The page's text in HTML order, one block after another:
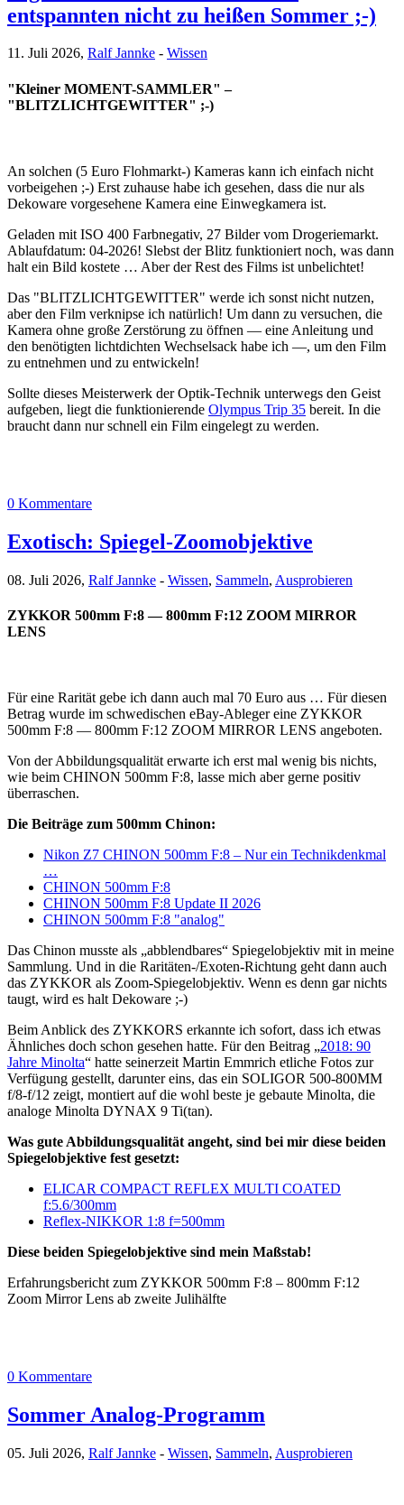
entspannten nicht zu heißen Sommer ;-)
11. Juli 2026, Ralf Jannke - Wissen
"Kleiner MOMENT-SAMMLER" –
"BLITZLICHTGEWITTER" ;-)
An solchen (5 Euro Flohmarkt-) Kameras kann ich einfach nicht
vorbeigehen ;-) Erst zuhause habe ich gesehen, dass die nur als
Dekoware vorgesehene Kamera eine Einwegkamera ist.
Geladen mit ISO 400 Farbnegativ, 27 Bilder vom Drogeriemarkt.
Ablaufdatum: 04-2026! Slebst der Blitz funktioniert noch, was dann
halt ein Bild kostete … Aber der Rest des Films ist unbelichtet!
Das "BLITZLICHTGEWITTER" werde ich sonst nicht nutzen,
aber den Film verknipse ich natürlich! Um dann zu versuchen, die
Kamera ohne große Zerstörung zu öffnen — eine Anleitung und
den benötigten lichtdichten Wechselsack habe ich —, um den Film
zu entnehmen und zu entwickeln!
Sollte dieses Meisterwerk der Optik-Technik unterwegs den Geist
aufgeben, liegt die funktionierende Olympus Trip 35 bereit. In die
braucht dann nur schnell ein Film eingelegt zu werden.
0 Kommentare
Exotisch: Spiegel-Zoomobjektive
08. Juli 2026, Ralf Jannke - Wissen, Sammeln, Ausprobieren
ZYKKOR 500mm F:8 — 800mm F:12 ZOOM MIRROR
LENS
Für eine Rarität gebe ich dann auch mal 70 Euro aus … Für diesen
Betrag wurde im schwedischen eBay-Ableger eine ZYKKOR
500mm F:8 — 800mm F:12 ZOOM MIRROR LENS angeboten.
Von der Abbildungsqualität erwarte ich erst mal wenig bis nichts,
wie beim CHINON 500mm F:8, lasse mich aber gerne positiv
überraschen.
Die Beiträge zum 500mm Chinon:
Nikon Z7 CHINON 500mm F:8 – Nur ein Technikdenkmal
…
CHINON 500mm F:8
CHINON 500mm F:8 Update II 2026
CHINON 500mm F:8 "analog"
Das Chinon musste als „abblendbares“ Spiegelobjektiv mit in meine
Sammlung. Und in die Raritäten-/Exoten-Richtung geht dann auch
das ZYKKOR als Zoom-Spiegelobjektiv. Wenn es denn gar nichts
taugt, wird es halt Dekoware ;-)
Beim Anblick des ZYKKORS erkannte ich sofort, dass ich etwas
Ähnliches doch schon gesehen hatte. Für den Beitrag „2018: 90
Jahre Minolta“ hatte seinerzeit Martin Emmrich etliche Fotos zur
Verfügung gestellt, darunter eins, das ein SOLIGOR 500-800MM
f/8-f/12 zeigt, montiert auf die wohl beste je gebaute Minolta, die
analoge Minolta DYNAX 9 Ti(tan).
Was gute Abbildungsqualität angeht, sind bei mir diese beiden
Spiegelobjektive fest gesetzt:
ELICAR COMPACT REFLEX MULTI COATED
f:5.6/300mm
Reflex-NIKKOR 1:8 f=500mm
Diese beiden Spiegelobjektive sind mein Maßstab!
Erfahrungsbericht zum ZYKKOR 500mm F:8 – 800mm F:12
Zoom Mirror Lens ab zweite Julihälfte
0 Kommentare
Sommer Analog-Programm
05. Juli 2026, Ralf Jannke - Wissen, Sammeln, Ausprobieren